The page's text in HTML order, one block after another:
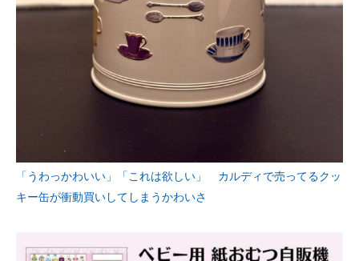
「うわっかわいい」「これは欲しい」 カルディで売ってるクッ
キー缶が衝動買いしてしまうかわいさ